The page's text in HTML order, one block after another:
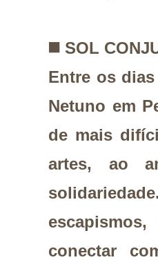
◼️ SOL
Entre os
Netuno em
de mais
artes, ao
conectar